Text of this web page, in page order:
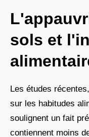
sols et
Les études
sur les habitudes
soulignent un fait
contiennent moins